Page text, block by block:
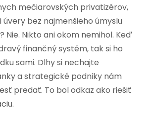
mečiarovských privatizérov,
bez najmenšieho úmyslu
Nie. Nikto ani okom nemihol. Keď
finančný systém, tak si ho
sami. Dlhy si nechajte
a strategické podniky nám
predať. To bol odkaz ako riešiť